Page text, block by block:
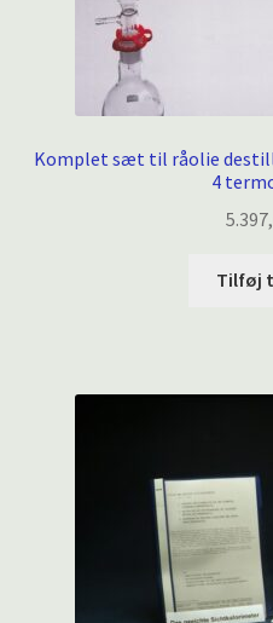
Komplet sæt til råolie
4
Tilføj